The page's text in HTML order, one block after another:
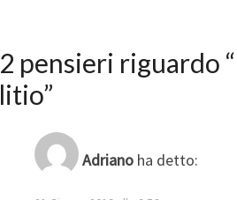
2 pensieri riguardo “
litio”
Adriano ha detto: